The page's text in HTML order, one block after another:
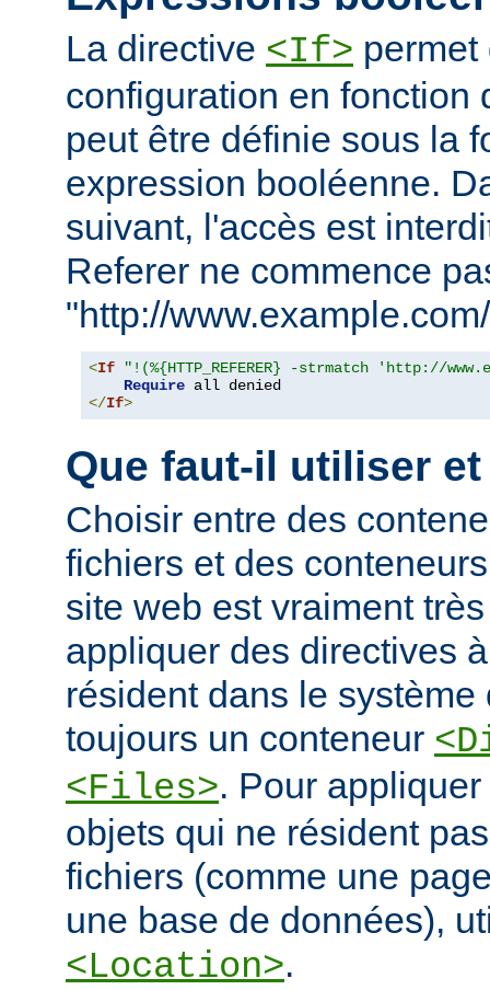
La directive <If> permet
configuration en fonction
peut être définie sous la
expression booléenne.
suivant, l'accès est
Referer ne commence
"http://
<If
"!(%{HTTP_REFERER} -strmatch 'http://
Require
</If>
Que faut-il utiliser
Choisir entre des
fichiers et des
site web est vraiment
appliquer des directives
résident dans le
toujours un conteneur
<Files>. Pour
objets qui ne résident
fichiers (comme une
une base de données),
<Location>.